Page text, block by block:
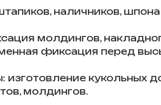
наличников, шпона
молдингов,
фиксация перед
изготовление кукольных
молдингов.